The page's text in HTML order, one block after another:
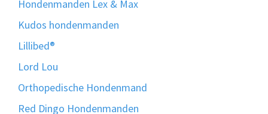
Hondenmanden Lex & Max
Kudos hondenmanden
Lillibed®
Lord Lou
Orthopedische Hondenmand
Red Dingo Hondenmanden